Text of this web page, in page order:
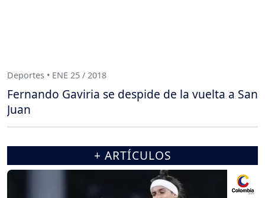
Deportes • ENE 25 / 2018
Fernando Gaviria se despide de la vuelta a San
Juan
+ ARTÍCULOS